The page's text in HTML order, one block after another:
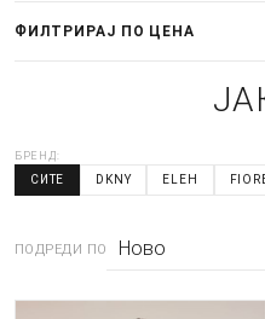
ФИЛТРИРАЈ ПО ЦЕНА
БРЕНД:
СИТЕ DKNY ELEH
ПОДРЕДИ ПО